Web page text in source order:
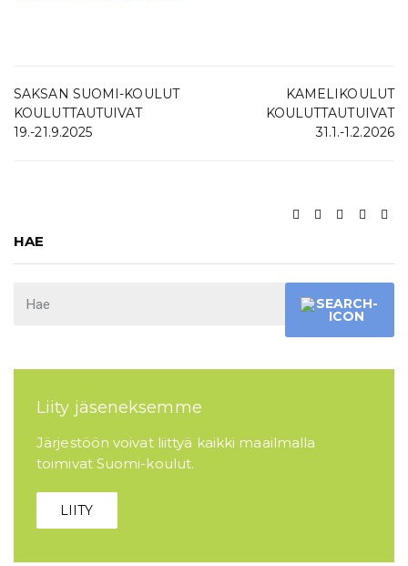
SAKSAN SUOMI-KOULUT
KOULUTTAUTUIVAT
19.-21.9.2025
KAMELIKOULUT
KOULUTTAUTUIVAT
31.1.-1.2.2026
HAE
Liity jäseneksemme
Järjestöön voivat liittyä kaikki maailmalla
toimivat Suomi-koulut.
LIITY